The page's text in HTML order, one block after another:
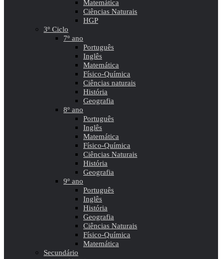
Matemática
Ciências Naturais
HGP
3º Ciclo
7º ano
Português
Inglês
Matemática
Físico-Química
Ciências naturais
História
Geografia
8º ano
Português
Inglês
Matemática
Físico-Química
Ciências Naturais
História
Geografia
9º ano
Português
Inglês
História
Geografia
Ciências Naturais
Físico-Química
Matemática
Secundário